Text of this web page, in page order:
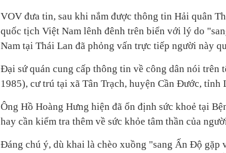
VOV đưa tin, sau khi nắm được thông tin Hải quân
quốc tịch Việt Nam lênh đênh trên biển với lý do
Nam tại Thái Lan đã phỏng vấn trực tiếp người này
Đại sứ quán cung cấp thông tin về công dân nói trên
1985), cư trú tại xã Tân Trạch, huyện Cần Đước, tỉnh
Ông Hồ Hoàng Hưng hiện đã ổn định sức khoẻ tại
hay cần kiểm tra thêm về sức khỏe tâm thần của
Đáng chú ý, dù khai là chèo xuồng "sang Ấn Độ gặp